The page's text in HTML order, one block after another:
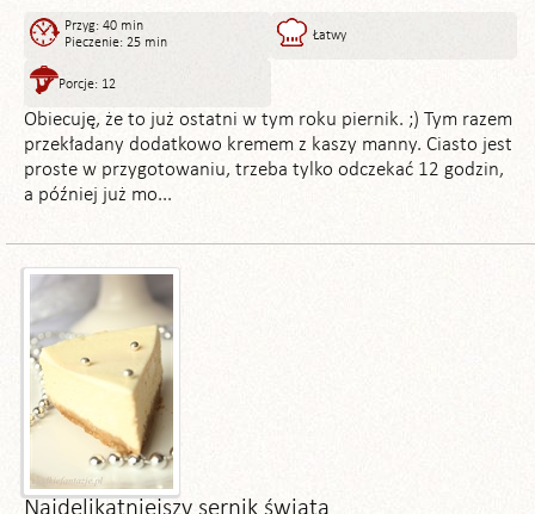
Przyg: 40 min
Pieczenie: 25 min
Łatwy
Porcje: 12
Obiecuję, że to już ostatni w tym roku piernik. ;) Tym razem
przekładany dodatkowo kremem z kaszy manny. Ciasto jest
proste w przygotowaniu, trzeba tylko odczekać 12 godzin,
a później już mo...
Najdelikatniejszy sernik świata